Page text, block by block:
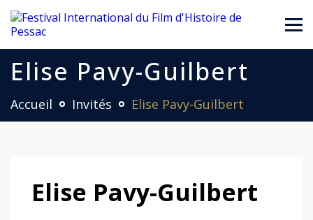
Elise Pavy-Guilbert
Accueil Invités Elise Pavy-Guilbert
Elise Pavy-Guilbert